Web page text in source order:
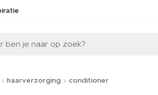
ben je naar op zoek?
haarverzorging conditioner